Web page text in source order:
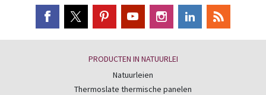
PRODUCTEN IN NATUURLEI
Natuurleien
Thermoslate thermische panelen